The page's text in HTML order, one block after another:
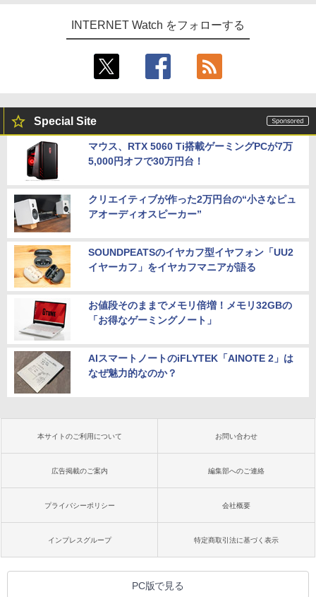
INTERNET Watch をフォローする
Special Site
マウス、RTX 5060 Ti搭載ゲーミングPCが7万
5,000円オフで30万円台！
クリエイティブが作った2万円台の“小さなピュ
アオーディオスピーカー”
SOUNDPEATSのイヤカフ型イヤフォン「UU2
イヤーカフ」をイヤカフマニアが語る
お値段そのままでメモリ倍増！メモリ32GBの
「お得なゲーミングノート」
AIスマートノートのiFLYTEK「AINOTE 2」は
なぜ魅力的なのか？
本サイトのご利用について お問い合わせ
広告掲載のご案内 編集部へのご連絡
プライバシーポリシー 会社概要
インプレスグループ 特定商取引法に基づく表示
PC版で見る